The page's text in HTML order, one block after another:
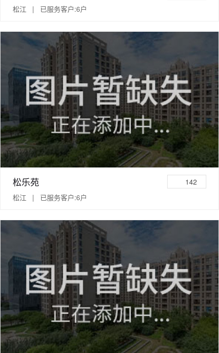
松江 | 已服务客户:6户
松乐苑
142
松江 | 已服务客户:6户